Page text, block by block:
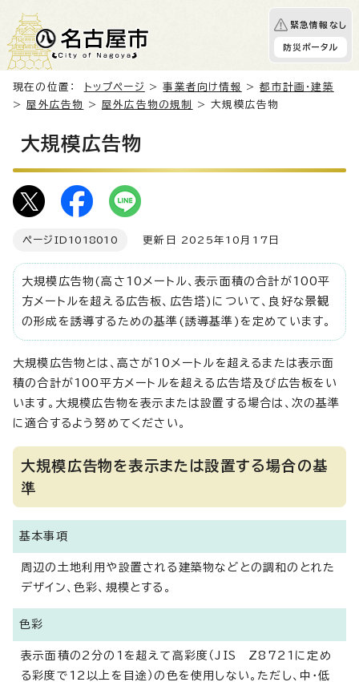
緊急情報なし
防災ポータル
現在の位置： トップページ >事業者向け情報 >都市計画・建築
>屋外広告物 >屋外広告物の規制 > 大規模広告物
大規模広告物
ページID 1018010 更新日 2025年10月17日
大規模広告物(高さ10メートル、表示面積の合計が100平
方メートルを超える広告板、広告塔)について、良好な景観
の形成を誘導するための基準(誘導基準)を定めています。
大規模広告物とは、高さが10メートルを超えるまたは表示面
積の合計が100平方メートルを超える広告塔及び広告板をい
います。大規模広告物を表示または設置する場合は、次の基準
に適合するよう努めてください。
大規模広告物を表示または設置する場合の基
準
基本事項
周辺の土地利用や設置される建築物などとの調和のとれた
デザイン、色彩、規模とする。
色彩
表示面積の2分の1を超えて高彩度（JIS Z8721に定め
る彩度で12以上を目途）の色を使用しない。ただし、中・低